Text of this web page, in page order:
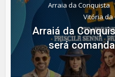
Arraia da Conquista
Vitória da
Arraiá da
será